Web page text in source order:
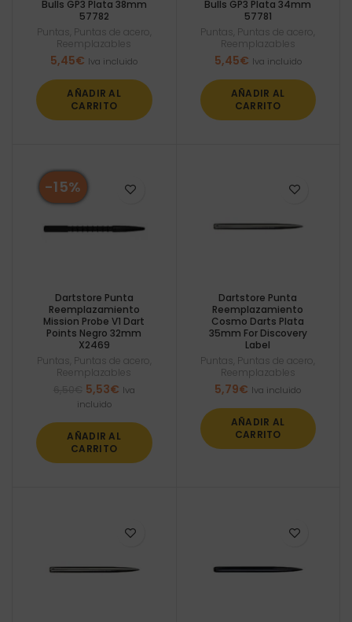
Bulls GP3 Plata 38mm
57782
Puntas Puntas de acero
Reemplazables
5,45€ Iva incluido
AÑADIR AL
CARRITO
Bulls GP3 Plata 34mm
57781
Puntas Puntas de acero
Reemplazables
5,45€ Iva incluido
AÑADIR AL
CARRITO
-15%
Dartstore Punta
Reemplazamiento
Mission Probe V1 Dart
Points Negro 32mm
X2469
Puntas Puntas de acero
Reemplazables
El
precio
era:
6,50€.
5,53€El
es:
5,53€.
Iva
incluido
AÑADIR AL
CARRITO
Dartstore Punta
Reemplazamiento
Cosmo Darts Plata
35mm For Discovery
Label
Puntas Puntas de acero
Reemplazables
5,79€ Iva incluido
AÑADIR AL
CARRITO